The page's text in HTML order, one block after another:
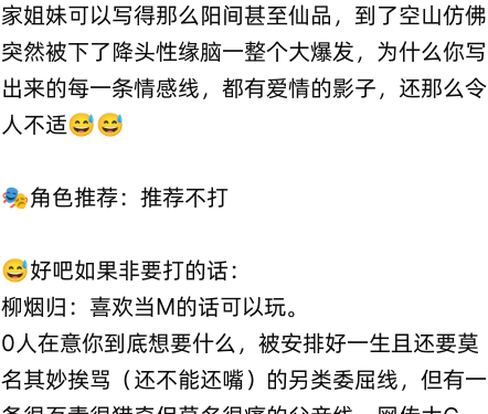
家姐妹可以写得那么阳间甚至仙品，到了空山仿佛
突然被下了降头性缘脑一整个大爆发，为什么你写
出来的每一条情感线，都有爱情的影子，还那么令
人不适😅😅
🎭角色推荐：推荐不打
😅好吧如果非要打的话：
柳烟归：喜欢当M的话可以玩。
0人在意你到底想要什么，被安排好一生且还要莫
名其妙挨骂（还不能还嘴）的另类委屈线，但有一